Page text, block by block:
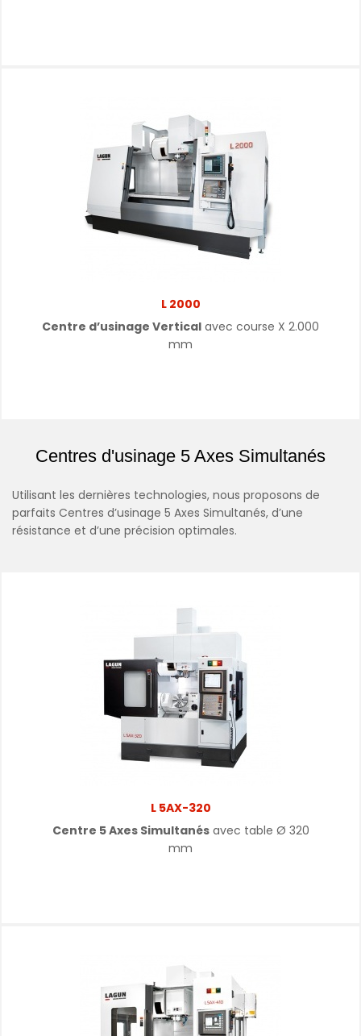
L 2000
Centre d’usinage Vertical avec course X 2.000
mm
Centres d'usinage 5 Axes Simultanés
Utilisant les dernières technologies, nous proposons de
parfaits Centres d’usinage 5 Axes Simultanés, d’une
résistance et d’une précision optimales.
L 5AX-320
Centre 5 Axes Simultanésavec table Ø 320
mm